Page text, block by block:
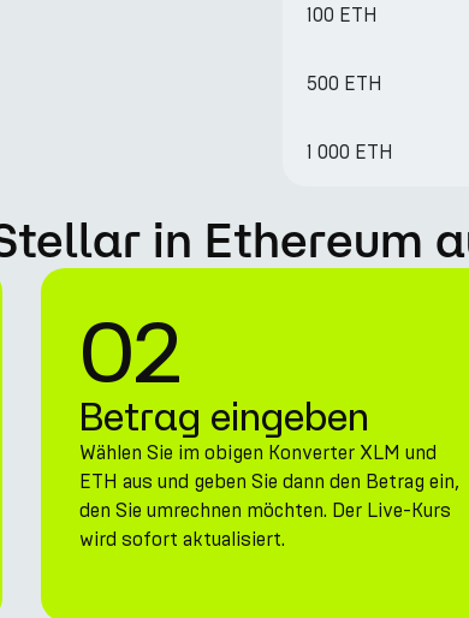
100 ETH
500 ETH
1 000 ETH
in Ethereum
02
Betrag eingeben
Wählen Sie im obigen Konverter XLM und
ETH aus und geben Sie dann den Betrag ein,
den Sie umrechnen möchten. Der Live-Kurs
wird sofort aktualisiert.